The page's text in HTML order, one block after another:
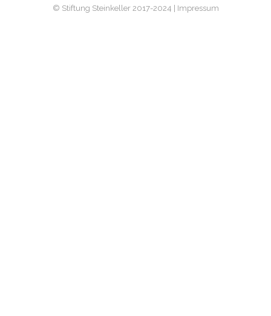
© Stiftung Steinkeller 2017-2024 | Impressum